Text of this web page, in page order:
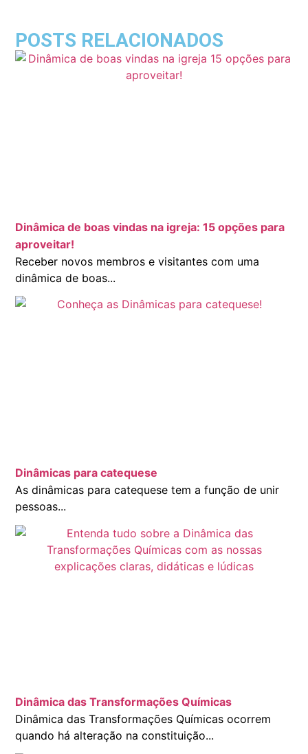
POSTS RELACIONADOS
Dinâmica de boas vindas na igreja: 15 opções para
aproveitar!
Receber novos membros e visitantes com uma
dinâmica de boas...
Dinâmicas para catequese
As dinâmicas para catequese tem a função de unir
pessoas...
Dinâmica das Transformações Químicas
Dinâmica das Transformações Químicas ocorrem
quando há alteração na constituição...